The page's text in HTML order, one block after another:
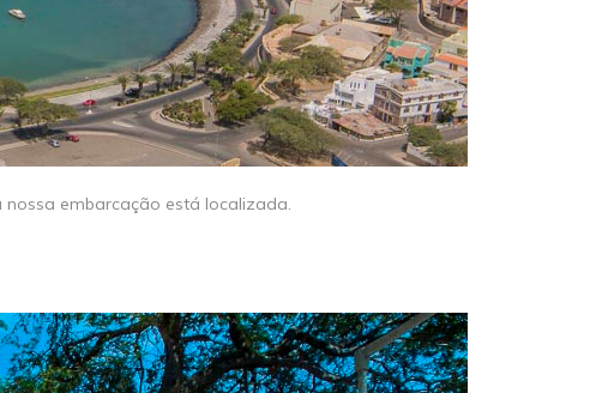
embarcação está localizada.